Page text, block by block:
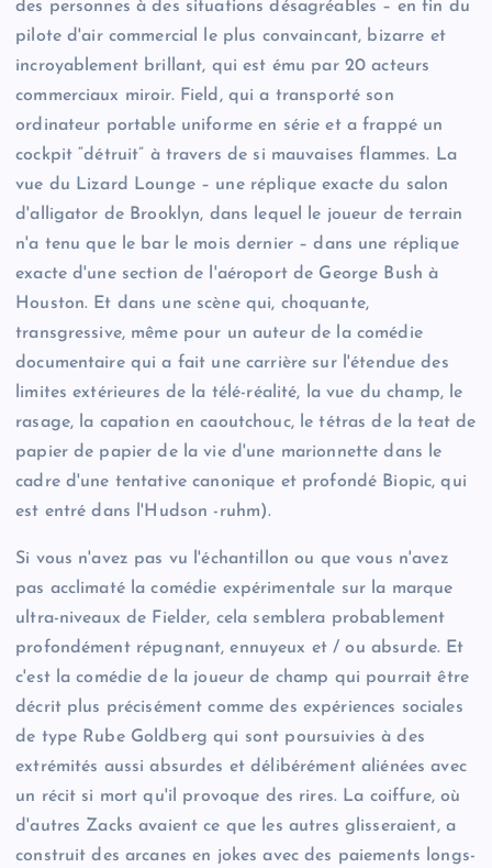
des personnes à des situations désagréables – en fin du
pilote d'air commercial le plus convaincant, bizarre et
incroyablement brillant, qui est ému par 20 acteurs
commerciaux miroir. Field, qui a transporté son
ordinateur portable uniforme en série et a frappé un
cockpit “détruit” à travers de si mauvaises flammes. La
vue du Lizard Lounge – une réplique exacte du salon
d'alligator de Brooklyn, dans lequel le joueur de terrain
n'a tenu que le bar le mois dernier – dans une réplique
exacte d'une section de l'aéroport de George Bush à
Houston. Et dans une scène qui, choquante,
transgressive, même pour un auteur de la comédie
documentaire qui a fait une carrière sur l'étendue des
limites extérieures de la télé-réalité, la vue du champ, le
rasage, la capation en caoutchouc, le tétras de la teat de
papier de papier de la vie d'une marionnette dans le
cadre d'une tentative canonique et profondé Biopic, qui
est entré dans l'Hudson -ruhm).
Si vous n'avez pas vu l'échantillon ou que vous n'avez
pas acclimaté la comédie expérimentale sur la marque
ultra-niveaux de Fielder, cela semblera probablement
profondément répugnant, ennuyeux et / ou absurde. Et
c'est la comédie de la joueur de champ qui pourrait être
décrit plus précisément comme des expériences sociales
de type Rube Goldberg qui sont poursuivies à des
extrémités aussi absurdes et délibérément aliénées avec
un récit si mort qu'il provoque des rires. La coiffure, où
d'autres Zacks avaient ce que les autres glisseraient, a
construit des arcanes en jokes avec des paiements longs-